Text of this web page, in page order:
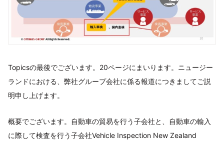
Topicsの最後でございます。20ページにまいります。ニュージー
ランドにおける、弊社グループ会社に係る報道につきましてご説
明申し上げます。
概要でございます。自動車の貿易を行う子会社と、自動車の輸入
に際して検査を行う子会社Vehicle Inspection New Zealand